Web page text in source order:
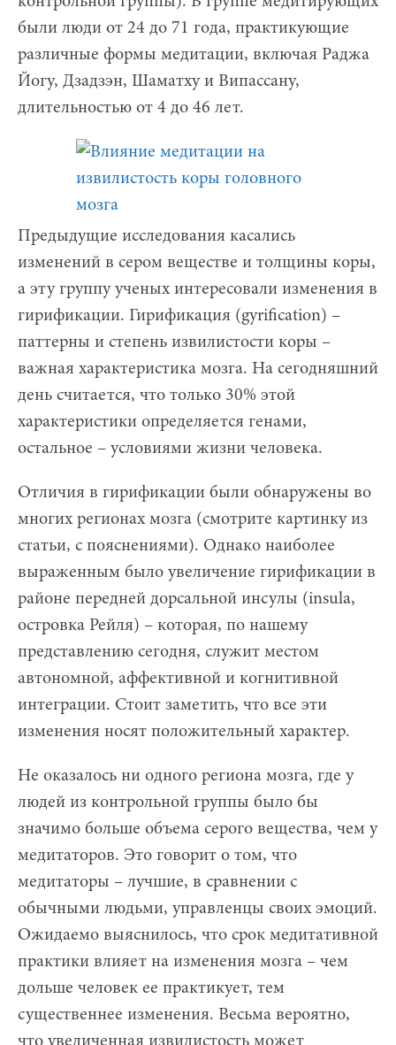
были люди от 24 до 71 года, практикующие
различные формы медитации, включая Раджа
Йогу, Дзадзэн, Шаматху и Випассану,
длительностью от 4 до 46 лет.
Предыдущие исследования касались
изменений в сером веществе и толщины коры,
а эту группу ученых интересовали изменения в
гирификации. Гирификация (gyrification) –
паттерны и степень извилистости коры –
важная характеристика мозга. На сегодняшний
день считается, что только 30% этой
характеристики определяется генами,
остальное – условиями жизни человека.
Отличия в гирификации были обнаружены во
многих регионах мозга (смотрите картинку из
статьи, с пояснениями). Однако наиболее
выраженным было увеличение гирификации в
районе передней дорсальной инсулы (insula,
островка Рейля) – которая, по нашему
представлению сегодня, служит местом
автономной, аффективной и когнитивной
интеграции. Стоит заметить, что все эти
изменения носят положительный характер.
Не оказалось ни одного региона мозга, где у
людей из контрольной группы было бы
значимо больше объема серого вещества, чем у
медитаторов. Это говорит о том, что
медитаторы – лучшие, в сравнении с
обычными людьми, управленцы своих эмоций.
Ожидаемо выяснилось, что срок медитативной
практики влияет на изменения мозга – чем
дольше человек ее практикует, тем
существеннее изменения. Весьма вероятно,
что увеличенная извилистость может